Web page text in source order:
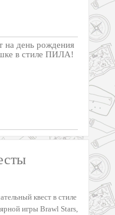
на день рождения
в стиле ПИЛА!
квест в стиле
игры Brawl Stars,